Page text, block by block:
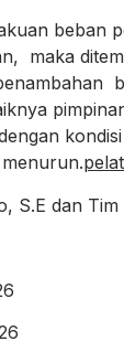
beban
maka
S.E dan Tim